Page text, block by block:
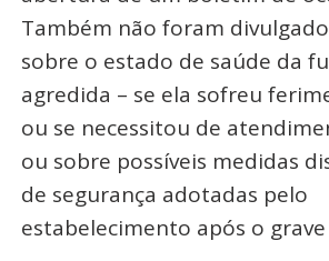
Também não foram
sobre o estado de saúde da
agredida – se ela sofreu
ou se necessitou de
ou sobre possíveis medidas
de segurança adotadas pelo
estabelecimento após o